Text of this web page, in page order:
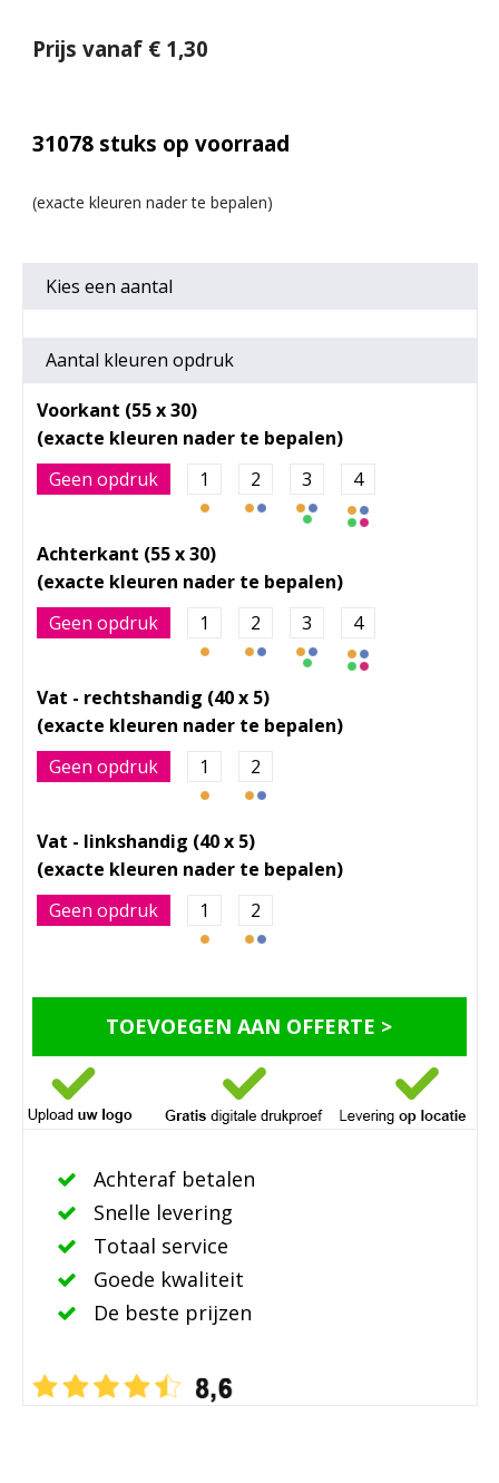
Prijs vanaf € 1,30
31078 stuks op voorraad
Kies een aantal
Aantal kleuren opdruk
Voorkant (55 x 30)
Geen opdruk 1 2 3 4
Achterkant (55 x 30)
Geen opdruk 1 2 3 4
Vat - rechtshandig (40 x 5)
Geen opdruk 1 2
Vat - linkshandig (40 x 5)
Geen opdruk 1 2
TOEVOEGEN AAN OFFERTE >
Achteraf betalen
Snelle levering
Totaal service
Goede kwaliteit
De beste prijzen